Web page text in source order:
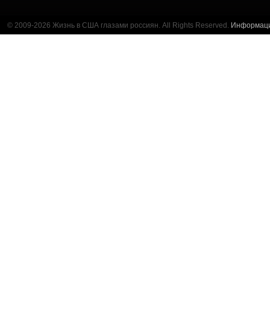
© 2009-2026 Жизнь в США глазами россиян. All Rights Reserved.